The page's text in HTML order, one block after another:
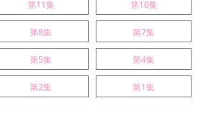
第11集 第10集
第8集 第7集
第5集 第4集
第2集 第1集